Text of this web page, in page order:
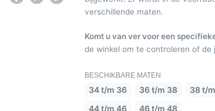
verschillende maten.
Komt u van ver voor een
de winkel om te controleren of de
BESCHIKBARE MATEN
34 t/m 36 36 t/m 38 38 t/
44 t/m 46
46 t/m 48